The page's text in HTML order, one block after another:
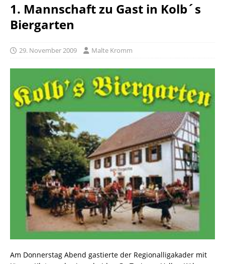
1. Mannschaft zu Gast in Kolb´s
Biergarten
29. November 2009 Malte Kromm
Am Donnerstag Abend gastierte der Regionalligakader mit